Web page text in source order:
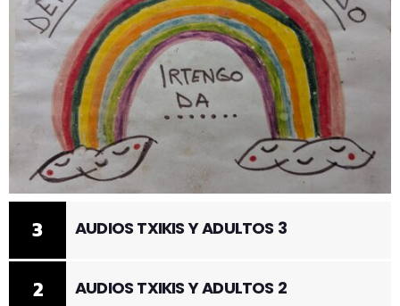
2 AUDIOS TXIKIS Y ADULTOS 2
3 AUDIOS TXIKIS Y ADULTOS 3